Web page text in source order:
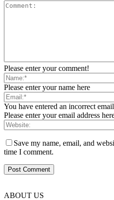
Please enter your comment!
Please enter your name here
You have entered an incorrect
Please enter your email address
Save my name, email, and
time I comment.
ABOUT US